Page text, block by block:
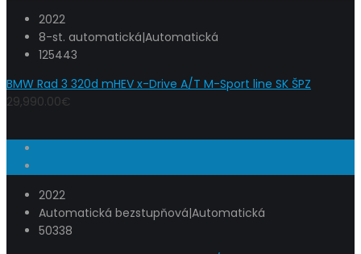
2022
8-st. automatická|Automatická
125443
BMW Rad 3 320d mHEV x-Drive A/T M-Sport line SK ŠPZ
29,990.00€
2022
Automatická bezstupňová|Automatická
50338